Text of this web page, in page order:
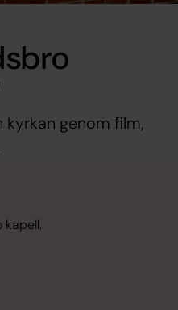
kyrkan genom film,
kapell.